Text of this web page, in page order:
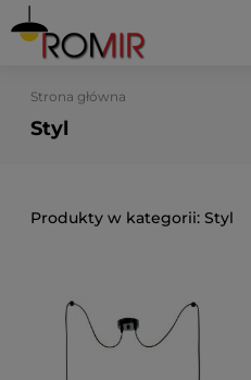
Strona główna
Styl
Styl